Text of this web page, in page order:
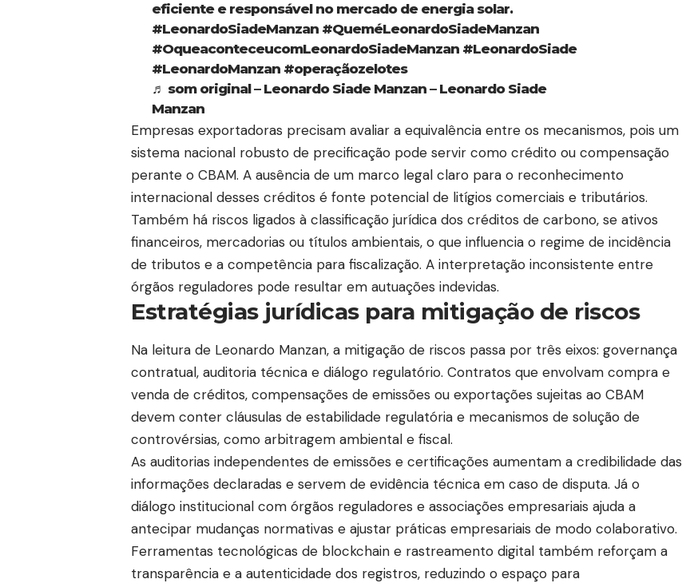
eficiente e responsável no mercado de energia solar.
#LeonardoSiadeManzan #QueméLeonardoSiadeManzan
#OqueaconteceucomLeonardoSiadeManzan #LeonardoSiade
#LeonardoManzan #operaçãozelotes
♬ som original – Leonardo Siade Manzan – Leonardo Siade
Manzan
Empresas exportadoras precisam avaliar a equivalência entre os mecanismos, pois um
sistema nacional robusto de precificação pode servir como crédito ou compensação
perante o CBAM. A ausência de um marco legal claro para o reconhecimento
internacional desses créditos é fonte potencial de litígios comerciais e tributários.
Também há riscos ligados à classificação jurídica dos créditos de carbono, se ativos
financeiros, mercadorias ou títulos ambientais, o que influencia o regime de incidência
de tributos e a competência para fiscalização. A interpretação inconsistente entre
órgãos reguladores pode resultar em autuações indevidas.
Estratégias jurídicas para mitigação de riscos
Na leitura de Leonardo Manzan, a mitigação de riscos passa por três eixos: governança
contratual, auditoria técnica e diálogo regulatório. Contratos que envolvam compra e
venda de créditos, compensações de emissões ou exportações sujeitas ao CBAM
devem conter cláusulas de estabilidade regulatória e mecanismos de solução de
controvérsias, como arbitragem ambiental e fiscal.
As auditorias independentes de emissões e certificações aumentam a credibilidade das
informações declaradas e servem de evidência técnica em caso de disputa. Já o
diálogo institucional com órgãos reguladores e associações empresariais ajuda a
antecipar mudanças normativas e ajustar práticas empresariais de modo colaborativo.
Ferramentas tecnológicas de blockchain e rastreamento digital também reforçam a
transparência e a autenticidade dos registros, reduzindo o espaço para